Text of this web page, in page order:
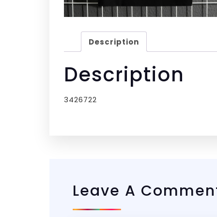
Description
Description
3426722
Leave A